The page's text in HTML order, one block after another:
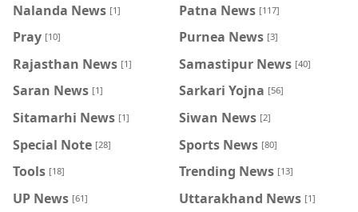
Nalanda News [1] Patna News [117]
Pray [10] Purnea News [3]
Rajasthan News [1] Samastipur News [40]
Saran News [1] Sarkari Yojna [56]
Sitamarhi News [1] Siwan News [2]
Special Note [28] Sports News [80]
Tools [18] Trending News [13]
UP News [61] Uttarakhand News [1]